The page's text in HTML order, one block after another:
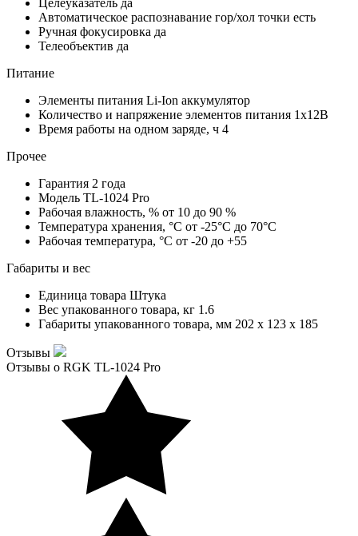
Целеуказатель да
Автоматическое распознавание гор/хол точки есть
Ручная фокусировка да
Телеобъектив да
Питание
Элементы питания Li-Ion аккумулятор
Количество и напряжение элементов питания 1х12В
Время работы на одном заряде, ч 4
Прочее
Гарантия 2 года
Модель TL-1024 Pro
Рабочая влажность, % от 10 до 90 %
Температура хранения, °С от -25°C до 70°C
Рабочая температура, °С от -20 до +55
Габариты и вес
Единица товара Штука
Вес упакованного товара, кг 1.6
Габариты упакованного товара, мм 202 x 123 x 185
Отзывы
Отзывы о RGK TL-1024 Pro